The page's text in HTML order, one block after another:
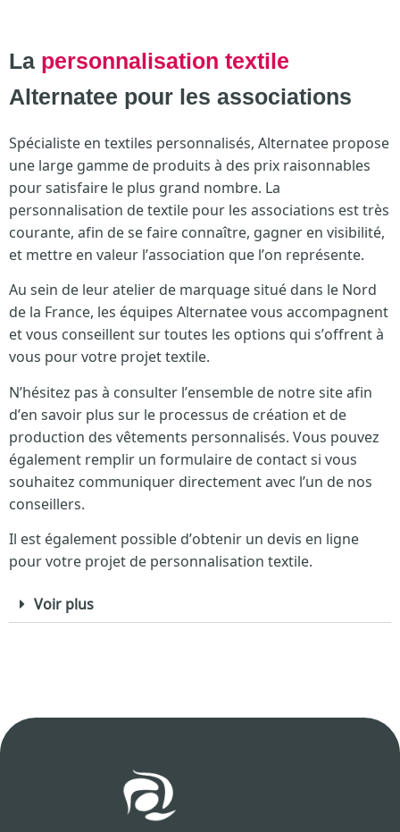
La personnalisation textile
Alternatee pour les associations
Spécialiste en textiles personnalisés, Alternatee propose
une large gamme de produits à des prix raisonnables
pour satisfaire le plus grand nombre. La
personnalisation de textile pour les associations est très
courante, afin de se faire connaître, gagner en visibilité,
et mettre en valeur l’association que l’on représente.
Au sein de leur atelier de marquage situé dans le Nord
de la France, les équipes Alternatee vous accompagnent
et vous conseillent sur toutes les options qui s’offrent à
vous pour votre projet textile.
N’hésitez pas à consulter l’ensemble de notre site afin
d’en savoir plus sur le processus de création et de
production des vêtements personnalisés. Vous pouvez
également remplir un formulaire de contact si vous
souhaitez communiquer directement avec l’un de nos
conseillers.
Il est également possible d’obtenir un devis en ligne
pour votre projet de personnalisation textile.
Voir plus